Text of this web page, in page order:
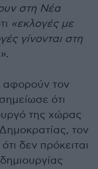
στη Νέα
«εκλογές με
γίνονται στη
αφορούν τον
ότι
της χώρας
τον
δεν πρόκειται